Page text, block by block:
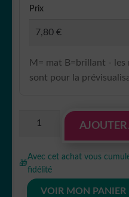
Prix
M= mat B=brillant -
sont pour la
autocollant
🎁
Avec cet achat vous
fidélité
VOIR MON PANIER